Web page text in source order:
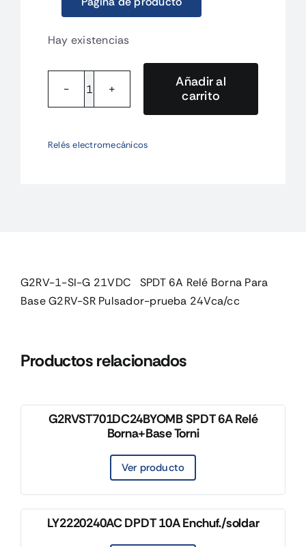
Hay existencias
G2RV1SIGDC21BYOMB
Relé
Añadir al
carrito
Relés electromecánicos
G2RV-1-SI-G 21VDC SPDT 6A Relé Borna Para
Base G2RV-SR Pulsador-prueba 24Vca/cc
Productos relacionados
G2RVST701DC24BYOMB SPDT 6A Relé
Borna+Base Torni
Ver producto
LY2220240AC DPDT 10A Enchuf./soldar